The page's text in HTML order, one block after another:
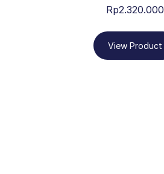
Rp2.320.000
View Product